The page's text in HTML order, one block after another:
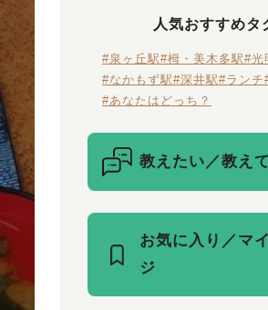
人気おすすめタ
#泉ヶ丘駅#栂・美木多駅#光
#なかもず駅#深井駅#ランチ
#あなたはどっち？
教えたい／教えて
お気に入り／マ
ジ